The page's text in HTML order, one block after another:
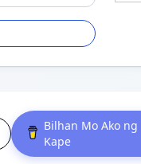
Bilhan Mo Ako ng
Kape